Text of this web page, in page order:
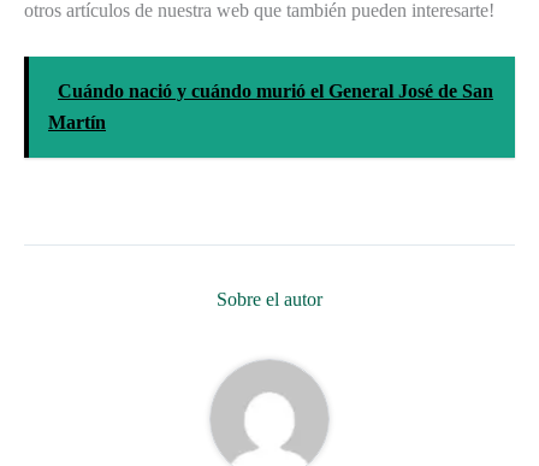
otros artículos de nuestra web que también pueden interesarte!
Cuándo nació y cuándo murió el General José de San
Martín
Sobre el autor